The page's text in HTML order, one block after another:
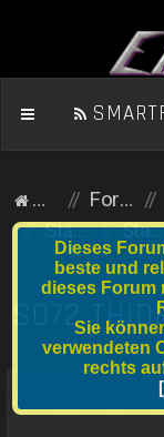
Homepage
Foren-Übersicht
Stadtserver
Stadtnummer S061 bis S080
S072
Dieses
beste und
dieses Forum
Sie
verwendeten
rechts